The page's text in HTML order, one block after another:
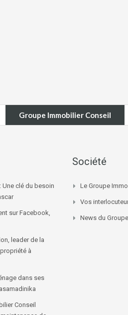
Groupe Immobilier Conseil
clé du besoin
sur Facebook,
leader de la
à
dans ses
Conseil
Société
Le Groupe
Vos
News du